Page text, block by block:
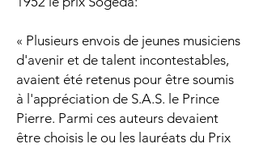
« Plusieurs envois de jeunes musiciens
d'avenir et de talent incontestables,
avaient été retenus pour être soumis
à l'appréciation de S.A.S. le Prince
Pierre. Parmi ces auteurs devaient
être choisis le ou les lauréats du Prix